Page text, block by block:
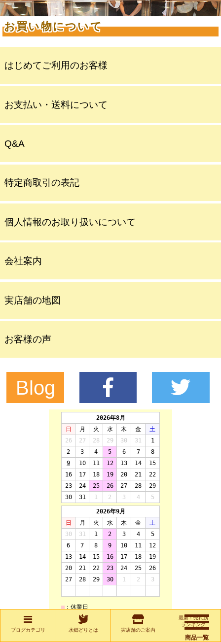
商品一覧
お買い物について
はじめてご利用のお客様
お支払い・送料について
Q&A
特定商取引の表記
個人情報のお取り扱いについて
会社案内
実店舗の地図
お客様の声
Blog
ブログカテゴリ 水郷どりとは 実店舗のご案内
最新！売れ筋
ランキング